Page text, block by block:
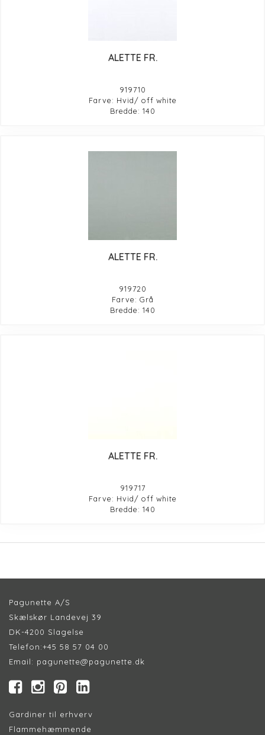
ALETTE FR.
919710
Farve: Hvid/ off white
Bredde: 140
ALETTE FR.
919720
Farve: Grå
Bredde: 140
ALETTE FR.
919717
Farve: Hvid/ off white
Bredde: 140
Pagunette A/S
Skælskør Landevej 39
DK-4200 Slagelse
Telefon:+45 58 57 04 00
Email: pagunette@pagunette.dk
Gardiner til erhverv
Flammehæmmende